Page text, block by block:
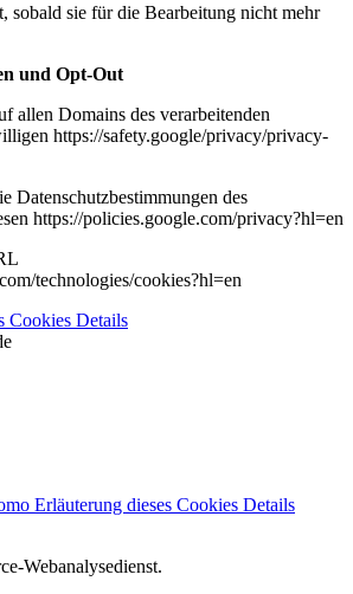
sobald sie für die Bearbeitung nicht mehr
und Opt-Out
allen Domains des verarbeitenden
https://safety.google/privacy/privacy-
Datenschutzbestimmungen des
https://policies.google.com/privacy?hl=en
technologies/cookies?hl=en
Cookies Details
Erläuterung dieses Cookies Details
Webanalysedienst.